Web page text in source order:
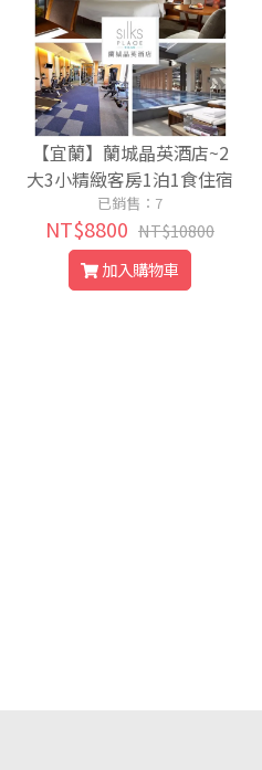
【宜蘭】蘭城晶英酒店~2
大3小精緻客房1泊1食住宿
券(12歲以下免費提供3客
早餐)
已銷售：7
NT$8800 NT$10800
加入購物車